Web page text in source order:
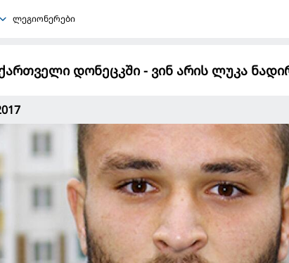
ლეგიონერები
დონეცკში - ვინ არის ლუკა